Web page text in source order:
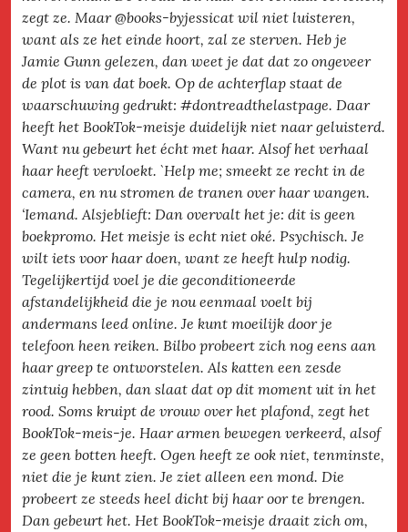
zegt ze. Maar @books-byjessicat wil niet luisteren,
want als ze het einde hoort, zal ze sterven. Heb je
Jamie Gunn gelezen, dan weet je dat dat zo ongeveer
de plot is van dat boek. Op de achterflap staat de
waarschuwing gedrukt: #dontreadthelastpage. Daar
heeft het BookTok-meisje duidelijk niet naar geluisterd.
Want nu gebeurt het écht met haar. Alsof het verhaal
haar heeft vervloekt. `Help me; smeekt ze recht in de
camera, en nu stromen de tranen over haar wangen.
‘Iemand. Alsjeblieft: Dan overvalt het je: dit is geen
boekpromo. Het meisje is echt niet oké. Psychisch. Je
wilt iets voor haar doen, want ze heeft hulp nodig.
Tegelijkertijd voel je die geconditioneerde
afstandelijkheid die je nou eenmaal voelt bij
andermans leed online. Je kunt moeilijk door je
telefoon heen reiken. Bilbo probeert zich nog eens aan
haar greep te ontworstelen. Als katten een zesde
zintuig hebben, dan slaat dat op dit moment uit in het
rood. Soms kruipt de vrouw over het plafond, zegt het
BookTok-meis-je. Haar armen bewegen verkeerd, alsof
ze geen botten heeft. Ogen heeft ze ook niet, tenminste,
niet die je kunt zien. Je ziet alleen een mond. Die
probeert ze steeds heel dicht bij haar oor te brengen.
Dan gebeurt het. Het BookTok-meisje draait zich om,